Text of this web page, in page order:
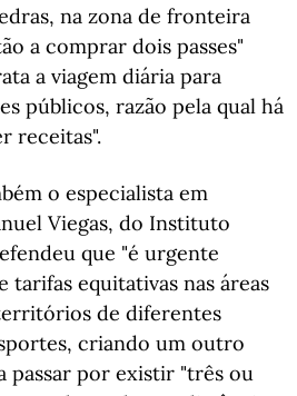
na zona de fronteira
a comprar dois passes"
a viagem diária para
públicos, razão pela qual há
receitas".
o especialista em
Viegas, do Instituto
que "é urgente
tarifas equitativas nas áreas
de diferentes
criando um outro
passar por existir "três ou